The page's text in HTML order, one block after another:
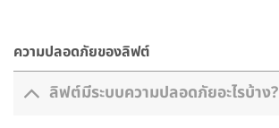
ความปลอดภัยของลิฟต์
ลิฟต์มีระบบความปลอดภัยอะไรบ้าง?